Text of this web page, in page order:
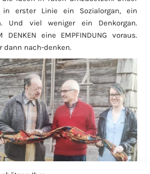
erster Linie ein Sozialorgan, ein
Und viel weniger ein Denkorgan.
DENKEN eine EMPFINDUNG voraus.
dann nach-denken.